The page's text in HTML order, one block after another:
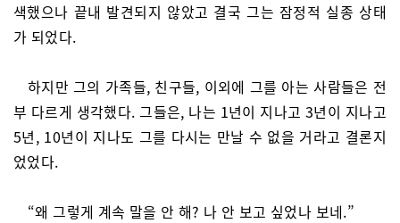
색했으나 끝내 발견되지 않았고 결국 그는 잠정적 실종 상태
가 되었다.
하지만 그의 가족들, 친구들, 이외에 그를 아는 사람들은 전
부 다르게 생각했다. 그들은, 나는 1년이 지나고 3년이 지나고
5년, 10년이 지나도 그를 다시는 만날 수 없을 거라고 결론지
었었다.
“왜 그렇게 계속 말을 안 해? 나 안 보고 싶었나 보네.”